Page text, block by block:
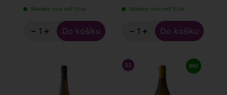
Skladem více než 10 ks
− +
Skladem více než 10 ks
− +
92 FALSTAFF